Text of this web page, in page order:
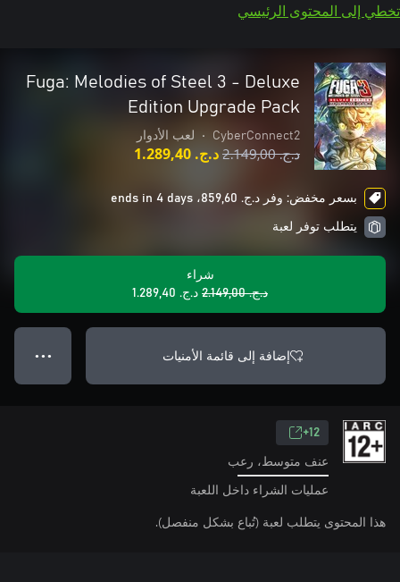
تخطي إلى المحتوى الرئيسي
Fuga: Melodies of Steel 3 - Deluxe
Edition Upgrade Pack
CyberConnect2
• لعب الأدوار
د.ج.‏ 2.149,00 د.ج.‏ 1.289,40
بسعر مخفض: وفر د.ج.‏ 859,60، ends in 4 days
يتطلب توفر لعبة
شراء
د.ج.‏ 2.149,00
د.ج.‏ 1.289,40
إضافة إلى قائمة الأمنيات ● ● ●
12+
عنف متوسط، رعب
عمليات الشراء داخل اللعبة
هذا المحتوى يتطلب لعبة (تُباع بشكل منفصل).